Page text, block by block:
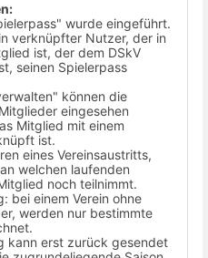
wurde eingeführt.
verknüpfter Nutzer, der in
ist, der dem DSkV
seinen Spielerpass
können die
eingesehen
Mitglied mit einem
ist.
eines Vereinsaustritts,
welchen laufenden
noch teilnimmt.
bei einem Verein ohne
werden nur bestimmte
kann erst zurück gesendet